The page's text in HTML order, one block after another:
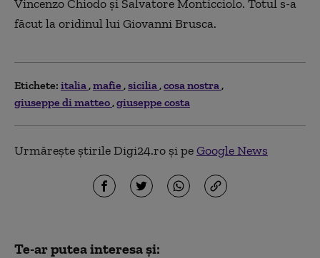
Vincenzo Chiodo și Salvatore Monticciolo. Totul s-a
făcut la oridinul lui Giovanni Brusca.
Etichete: italia mafie sicilia cosa nostra
giuseppe di matteo giuseppe costa
Urmărește știrile Digi24.ro și peGoogle News
Te-ar putea interesa și: